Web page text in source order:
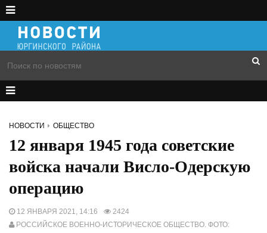
НОВОСТИ ОБЩЕСТВО
12 января 1945 года советские
войска начали Висло-Одерскую
операцию
12 ЯНВАРЯ 2021, 14:16
2424
РОССИЙСКОЕ ВОЕННО-ИСТОРИЧЕСКОЕ ОБЩЕСТВО. ФОТО: